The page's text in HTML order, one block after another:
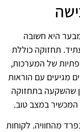
היא חשובה
תחזוקה כוללת
של המערכות,
מגיעים עם הוראות
שהשקעה בתחזוקה
המכשיר במצב טוב.
מהחוויה. לקוחות